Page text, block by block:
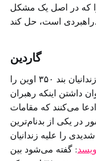
که در اصل یک مشکل
راهبردی است، حل کند.
گاردین
این روزنامه ضرب و شتم زندانیان بند ۳۵۰ اوین را
اینکه رهبران
می‌کنند که مقامات
در یکی از بدنام‌ترین
را علیه زندانیان
: گفته می‌شود بین